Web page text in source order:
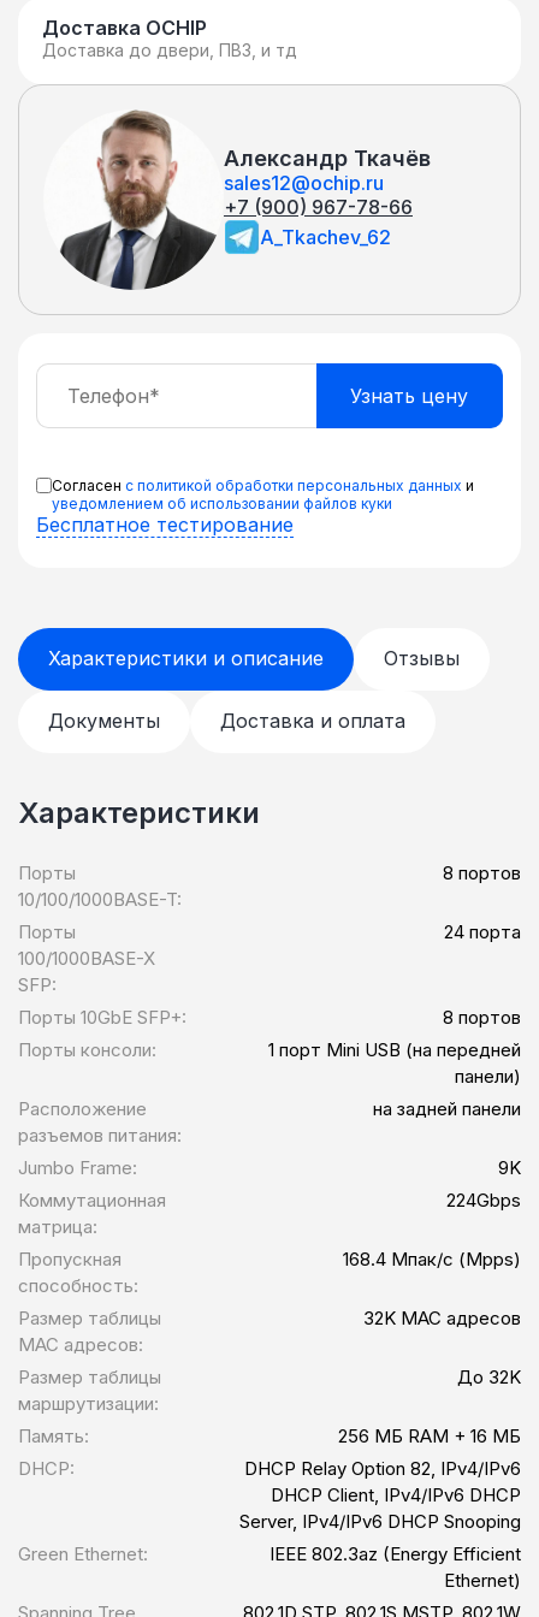
Доставка OCHIP
Доставка до двери, ПВЗ, и тд
Александр Ткачёв
sales12@ochip.ru
+7 (900) 967-78-66
A_Tkachev_62
Согласен с политикой обработки персональных данных и
уведомлением об использовании файлов куки
Бесплатное тестирование
Характеристики и описание Отзывы
Документы Доставка и оплата
Характеристики
Порты
10/100/1000BASE-T:
8 портов
Порты
100/1000BASE-X
SFP:
24 порта
Порты 10GbE SFP+:
8 портов
Порты консоли:
1 порт Mini USB (на передней
панели)
Расположение
разъемов питания:
на задней панели
Jumbo Frame:
9K
Коммутационная
матрица:
224Gbps
Пропускная
способность:
168.4 Мпак/с (Mpps)
Размер таблицы
MAC адресов:
32K MAC адресов
Размер таблицы
маршрутизации:
До 32K
Память:
256 МБ RAM + 16 МБ
DHCP:
DHCP Relay Option 82, IPv4/IPv6
DHCP Client, IPv4/IPv6 DHCP
Server, IPv4/IPv6 DHCP Snooping
Green Ethernet:
IEEE 802.3az (Energy Efficient
Ethernet)